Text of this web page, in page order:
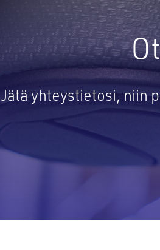
Jätä yhteystietosi, niin